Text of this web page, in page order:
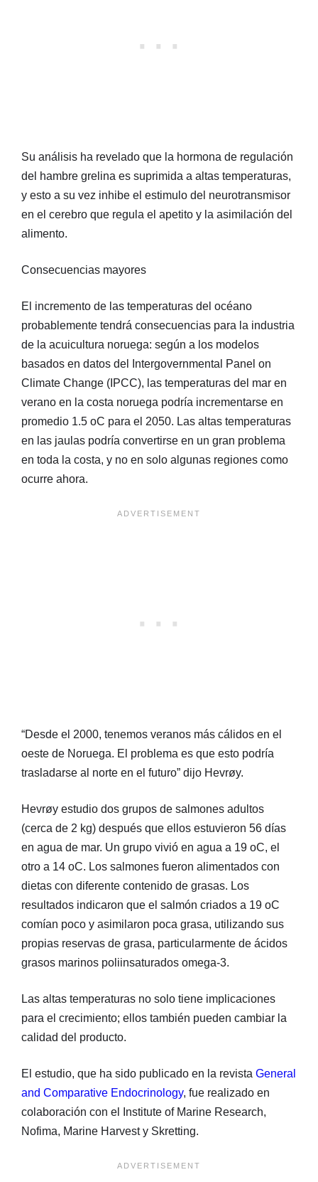
Su análisis ha revelado que la hormona de regulación
del hambre grelina es suprimida a altas temperaturas,
y esto a su vez inhibe el estimulo del neurotransmisor
en el cerebro que regula el apetito y la asimilación del
alimento.
Consecuencias mayores
El incremento de las temperaturas del océano
probablemente tendrá consecuencias para la industria
de la acuicultura noruega: según a los modelos
basados en datos del Intergovernmental Panel on
Climate Change (IPCC), las temperaturas del mar en
verano en la costa noruega podría incrementarse en
promedio 1.5 oC para el 2050. Las altas temperaturas
en las jaulas podría convertirse en un gran problema
en toda la costa, y no en solo algunas regiones como
ocurre ahora.
“Desde el 2000, tenemos veranos más cálidos en el
oeste de Noruega. El problema es que esto podría
trasladarse al norte en el futuro” dijo Hevrøy.
Hevrøy estudio dos grupos de salmones adultos
(cerca de 2 kg) después que ellos estuvieron 56 días
en agua de mar. Un grupo vivió en agua a 19 oC, el
otro a 14 oC. Los salmones fueron alimentados con
dietas con diferente contenido de grasas. Los
resultados indicaron que el salmón criados a 19 oC
comían poco y asimilaron poca grasa, utilizando sus
propias reservas de grasa, particularmente de ácidos
grasos marinos poliinsaturados omega-3.
Las altas temperaturas no solo tiene implicaciones
para el crecimiento; ellos también pueden cambiar la
calidad del producto.
El estudio, que ha sido publicado en la revista General
and Comparative Endocrinology, fue realizado en
colaboración con el Institute of Marine Research,
Nofima, Marine Harvest y Skretting.